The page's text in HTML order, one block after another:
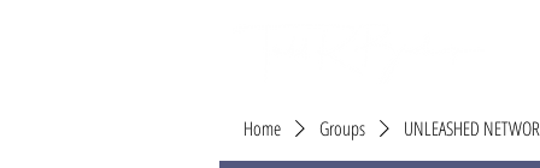
Home Groups UNLEASHED